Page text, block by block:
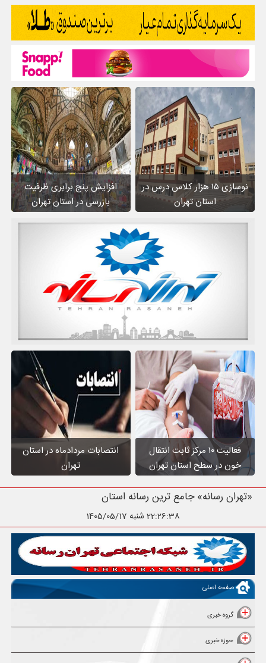
نوسازی ۱۵ هزار کلاس درس در
استان تهران
افزایش پنج برابری ظرفیت
بازرسی در استان تهران
فعالیت ۱۰ مرکز ثابت انتقال
خون در سطح استان تهران
انتصابات مردادماه در استان
تهران
«تهران رسانه» جامع ترین رسانه استان تهران
22:26:39 شنبه 1405/05/17
صفحه اصلی
گروه خبری
حوزه خبری